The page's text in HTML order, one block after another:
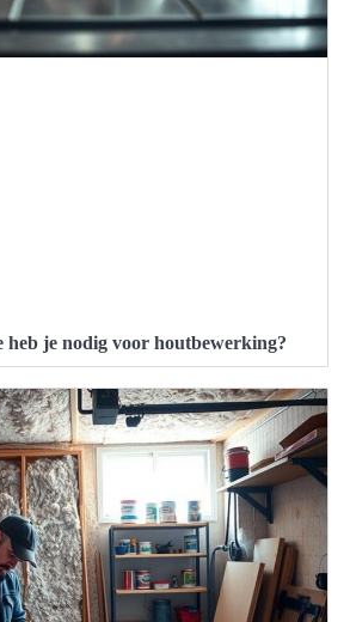
heb je nodig voor houtbewerking?